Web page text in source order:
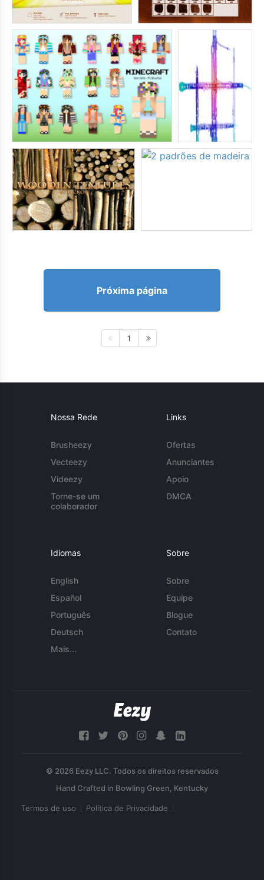
Próxima página
1
Nossa Rede
Brusheezy
Vecteezy
Videezy
Torne-se um
colaborador
Links
Ofertas
Anunciantes
Apoio
DMCA
Idiomas
English
Español
Português
Deutsch
Mais...
Sobre
Sobre
Equipe
Blogue
Contato
© 2026 Eezy LLC. Todos os direitos reservados
Termos de uso Política de Privacidade